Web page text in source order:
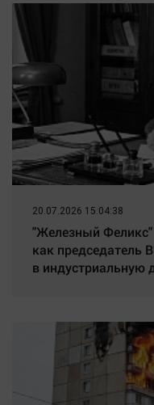
20.07.2026 15:04:38
"Железный Феликс"
как председатель
в индустриальную